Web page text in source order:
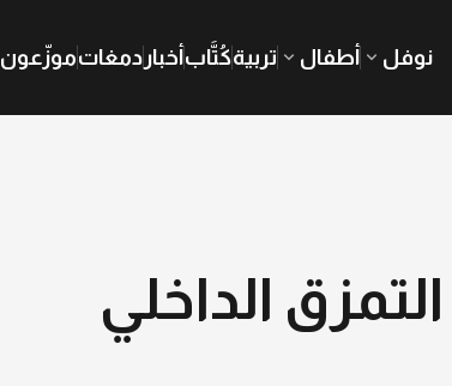
نوفل أطفال تربيةكُتَّابأخبار دمغاتموزّعون
التمزق الداخلي